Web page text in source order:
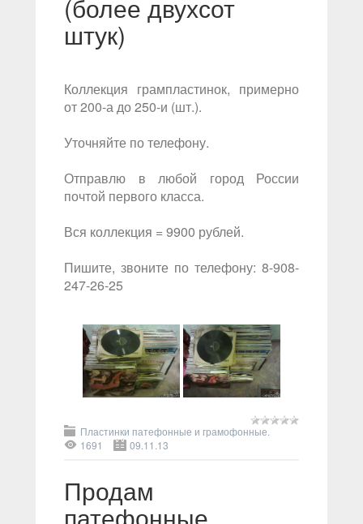
(более двухсот
штук)
Коллекция грампластинок, примерно
от 200-а до 250-и (шт.).
Уточняйте по телефону.
Отправлю в любой город России
почтой первого класса.
Вся коллекция = 9900 рублей.
Пишите, звоните по телефону: 8-908-
247-26-25
Пластинки патефонные и грамофонные.
1691
09.11.13
Продам